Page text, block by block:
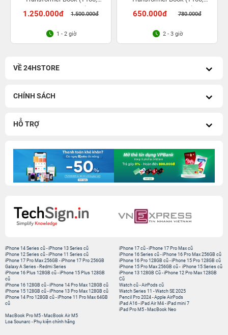
DK002H, DK003H)
1.250.000đ 1.500.000đ
1 - 2 giờ
DK002H, DK003H)
650.000đ 780.000đ
2 - 3 giờ
VỀ 24HSTORE
CHÍNH SÁCH
HỖ TRỢ
iPhone 14 Series cũ -iPhone 13 Series cũ
iPhone 12 Series cũ -iPhone 11 Series cũ
iPhone 17 Pro Max 256GB -iPhone 17 Pro 256GB
Galaxy A Series - Redmi Series
iPhone 17 cũ -iPhone 17 Pro Max cũ
iPhone 16 Series cũ - iPhone 16 Pro Max 256GB cũ
iPhone 16 Pro 128GB cũ -iPhone 15 Pro 128GB cũ
iPhone 15 Pro Max 256GB cũ - iPhone 15 Series cũ
iPhone 16 Plus 128GB cũ -iPhone 15 Plus 128GB
cũ
iPhone 16 128GB cũ -iPhone 14 Pro Max 128GB cũ
iPhone 15 128GB cũ -iPhone 13 Pro Max 128GB cũ
iPhone 14 Pro 128GB cũ -iPhone 11 Pro Max 64GB
cũ
iPhone 13 128GB Cũ -iPhone 12 Pro Max 128GB
Cũ
Watch cũ -AirPods cũ
Watch Series 11 -Watch SE 2025
Pencil Pro 2024 -Apple AirPods
iPad A16 -iPad Air M4 -iPad mini 7
iPad Pro M5 - MacBook Neo
MacBook Pro M5 - MacBook Air M5
Loa Sounarc - Phụ kiện chính hãng